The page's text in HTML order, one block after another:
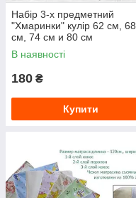
Набір 3-х предметний
"Хмаринки" кулір 62 см, 68
см, 74 см и 80 см
В наявності
180 ₴
Купити